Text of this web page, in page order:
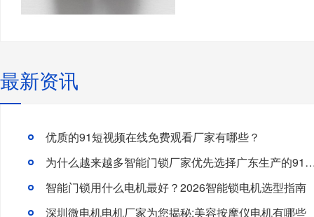
最新资讯
优质的91短视频在线免费观看厂家有哪些？
为什么越来越多智能门锁厂家优先选择广
智能门锁用什么电机最好？2026智能锁电机选型指南
深圳微电机电机厂家为您揭秘:美容按摩仪电机有哪些